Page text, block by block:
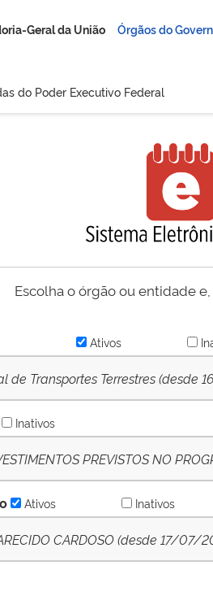
Geral da União Órgãos do
do Poder Executivo Federal
Escolha o órgão ou entidade
Ativos
de Transportes Terrestres (desde
Inativos
PREVISTOS NO
Ativos Inativos
CARDOSO (desde 17/